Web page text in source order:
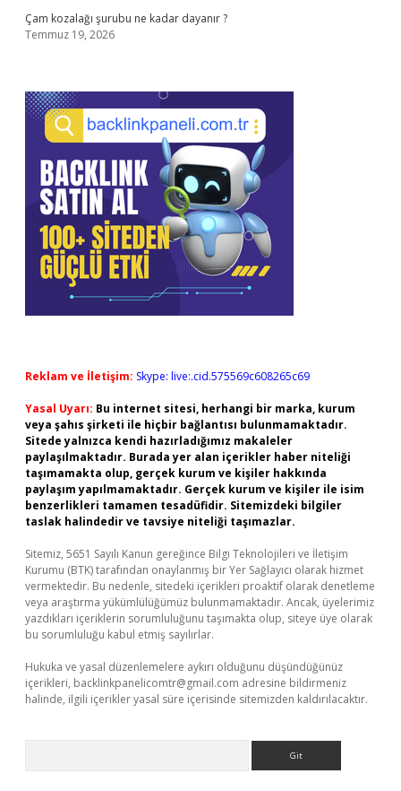
Çam kozalağı şurubu ne kadar dayanır ?
Temmuz 19, 2026
Reklam ve İletişim: Skype: live:.cid.575569c608265c69
Yasal Uyarı: Bu internet sitesi, herhangi bir marka, kurum
veya şahıs şirketi ile hiçbir bağlantısı bulunmamaktadır.
Sitede yalnızca kendi hazırladığımız makaleler
paylaşılmaktadır. Burada yer alan içerikler haber niteliği
taşımamakta olup, gerçek kurum ve kişiler hakkında
paylaşım yapılmamaktadır. Gerçek kurum ve kişiler ile isim
benzerlikleri tamamen tesadüfidir. Sitemizdeki bilgiler
taslak halindedir ve tavsiye niteliği taşımazlar.
Sitemiz, 5651 Sayılı Kanun gereğince Bilgi Teknolojileri ve İletişim
Kurumu (BTK) tarafından onaylanmış bir Yer Sağlayıcı olarak hizmet
vermektedir. Bu nedenle, sitedeki içerikleri proaktif olarak denetleme
veya araştırma yükümlülüğümüz bulunmamaktadır. Ancak, üyelerimiz
yazdıkları içeriklerin sorumluluğunu taşımakta olup, siteye üye olarak
bu sorumluluğu kabul etmiş sayılırlar.
Hukuka ve yasal düzenlemelere aykırı olduğunu düşündüğünüz
içerikleri, backlinkpanelicomtr@gmail.com adresine bildirmeniz
halinde, ilgili içerikler yasal süre içerisinde sitemizden kaldırılacaktır.